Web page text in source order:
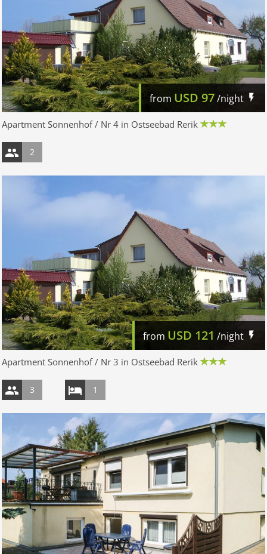
from USD 97/night
Apartment Sonnenhof / Nr 4 in Ostseebad Rerik
2
from USD 121 /night
Apartment Sonnenhof / Nr 3 in Ostseebad Rerik
3 1